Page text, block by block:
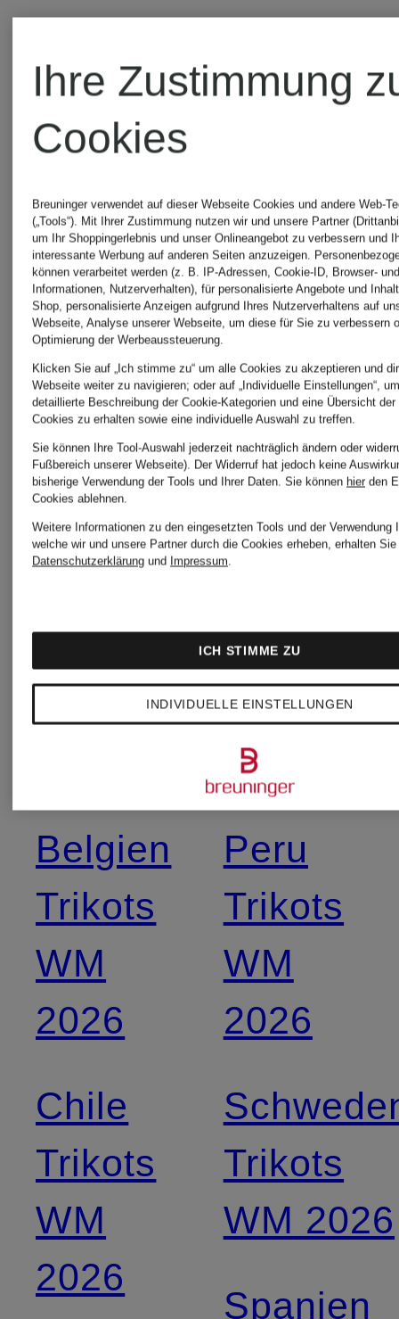
Weitere
Kategorien
Argentinien
Trikots
Damen
WM 2026
Argentinien
Trikots WM
Belgien
Trikots
WM
2026
Chile
Trikots
WM
2026
Trikots
Trikots
WM
2026
Peru
Trikots
WM
2026
Trikots
WM 2026
Spanien
Ihre Zustimmung
Cookies
Breuninger verwendet auf dieser Webseite Cookies und andere Web-
(„Tools“). Mit Ihrer Zustimmung nutzen wir und unsere Partner
um Ihr Shoppingerlebnis und unser Onlineangebot zu verbessern und
interessante Werbung auf anderen Seiten anzuzeigen.
können verarbeitet werden (z. B. IP-Adressen, Cookie-ID, Browser-
Informationen, Nutzerverhalten), für personalisierte Angebote und
Shop, personalisierte Anzeigen aufgrund Ihres Nutzerverhaltens auf
Webseite, Analyse unserer Webseite, um diese für Sie zu verbessern
Optimierung der Werbeaussteuerung.
Klicken Sie auf „Ich stimme zu“ um alle Cookies zu akzeptieren und
Webseite weiter zu navigieren; oder auf „Individuelle Einstellungen“,
detaillierte Beschreibung der Cookie-Kategorien und eine Übersicht
Cookies zu erhalten sowie eine individuelle Auswahl zu treffen.
Sie können Ihre Tool-Auswahl jederzeit nachträglich ändern oder
Fußbereich unserer Webseite). Der Widerruf hat jedoch keine
bisherige Verwendung der Tools und Ihrer Daten. Sie können hier den
Cookies ablehnen.
Weitere Informationen zu den eingesetzten Tools und der Verwendung
welche wir und unsere Partner durch die Cookies erheben, erhalten
Datenschutzerklärung und Impressum.
INDIVIDUELLE EINSTELLUNGEN
ICH STIMME ZU